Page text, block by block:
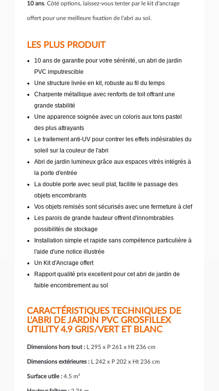
10 ans. Côté options, laissez-vous tenter par le kit d'ancrage
offert pour une meilleure fixation de l'abri au sol.
LES PLUS PRODUIT
10 ans de garantie pour votre sérénité, un abri de jardin
PVC imputrescible
Une structure livrée en kit, robuste au fil du temps
Charpente métallique avec renforts de toit offrant une
grande stabilité
Une apparence soignée avec un coloris aux tons pastel
des plus attrayants
Le traitement anti-UV pour contrer les effets indésirables du
soleil sur la couleur de l'abri
Abri de jardin lumineux grâce aux espaces vitrés intégrés à
la porte d'entrée
La double porte avec seuil plat, facilite le passage des
objets encombrants
Vos objets remisés sont sécurisés avec une fermeture à clef
Les parois de grande hauteur offrent d'innombrables
possibilités de stockage
Installation simple et rapide sans compétence particulière à
l'aide d'une notice illustrée
Un Kit d'Ancrage offert
Rapport qualité prix excellent pour cet abri de jardin de
faible encombrement au sol
CARACTÉRISTIQUES TECHNIQUES DE
L'ABRI DE JARDIN PVC GROSFILLEX
UTILITY 4.9 GRIS/VERT ET BLANC
Dimensions hors tout : L 295 x P 261 x Ht 236 cm
Dimensions extérieures : L 242 x P 202 x Ht 236 cm
Surface utile : 4.5 m²